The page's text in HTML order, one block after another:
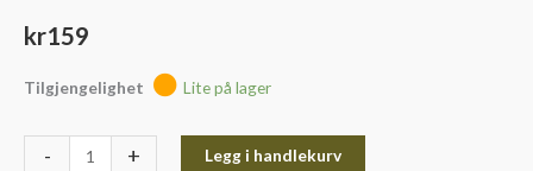
kr159
Tilgjengelighet Lite på lager
- + Legg i handlekurv